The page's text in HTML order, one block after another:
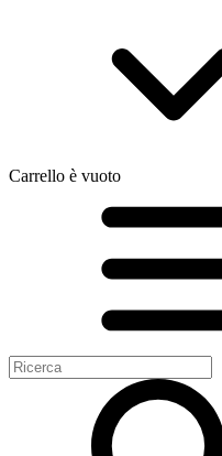
Carrello è vuoto